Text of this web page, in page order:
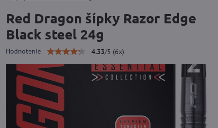
Red Dragon šípky Razor Edge
Black steel 24g
Hodnotenie 4.33/5 (6x)